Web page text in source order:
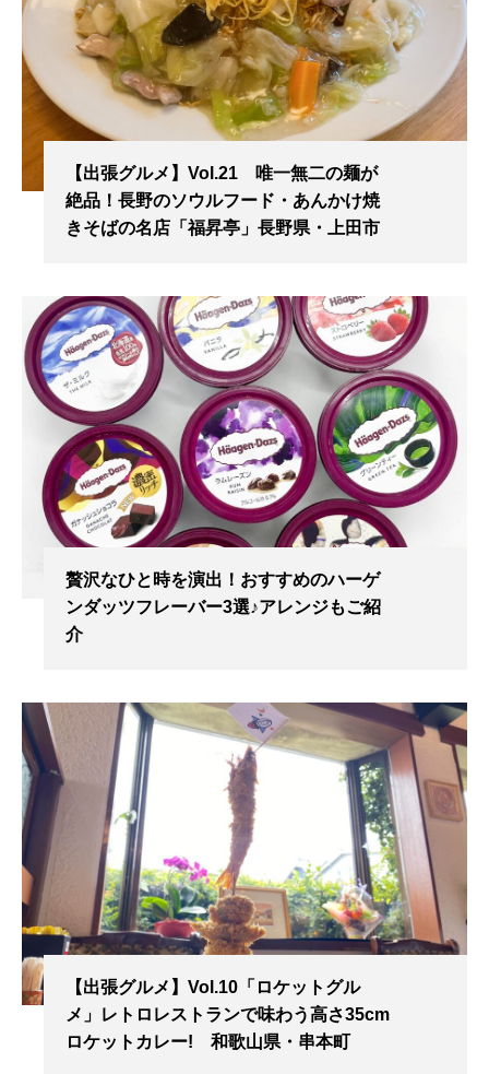
【出張グルメ】Vol.21 唯一無二の麺が
絶品！長野のソウルフード・あんかけ焼
きそばの名店「福昇亭」長野県・上田市
贅沢なひと時を演出！おすすめのハーゲ
ンダッツフレーバー3選♪アレンジもご紹
介
【出張グルメ】Vol.10「ロケットグル
メ」レトロレストランで味わう高さ35cm
ロケットカレー! 和歌山県・串本町